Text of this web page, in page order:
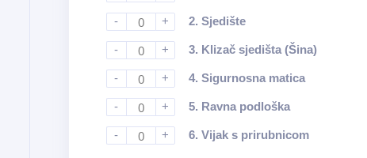
- + 2. Sjedište
- + 3. Klizač sjedišta (Šina)
- + 4. Sigurnosna matica
- + 5. Ravna podloška
- + 6. Vijak s prirubnicom